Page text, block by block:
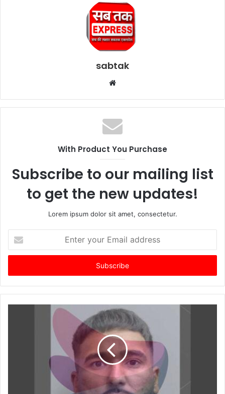
sabtak
Website
With Product You Purchase
Subscribe to our mailing list
to get the new updates!
Lorem ipsum dolor sit amet, consectetur.
your
Email